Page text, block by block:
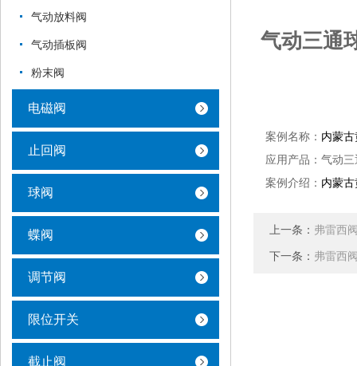
气动三通
案例名称： 内蒙
应用产品：气动
案例介绍： 内蒙
上一条： 弗雷西
下一条： 弗雷西
气动放料阀
气动插板阀
粉末阀
电磁阀
止回阀
球阀
蝶阀
调节阀
限位开关
截止阀